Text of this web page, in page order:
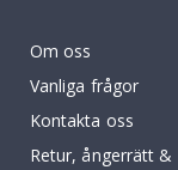
Om oss
Vanliga frågor
Kontakta oss
Retur, ångerrätt &